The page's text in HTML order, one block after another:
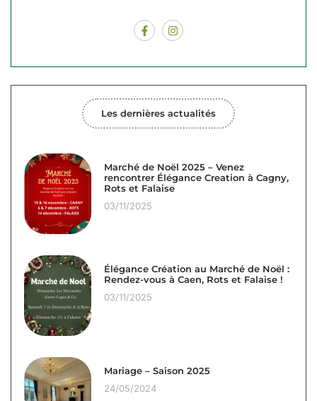
Les dernières actualités
Marché de Noël 2025 – Venez
rencontrer Élégance Creation à Cagny,
Rots et Falaise
03/11/2025
Élégance Création au Marché de Noël :
Rendez-vous à Caen, Rots et Falaise !
03/11/2025
Mariage – Saison 2025
24/05/2024